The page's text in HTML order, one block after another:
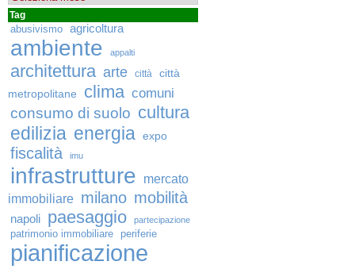
Tag
abusivismo agricoltura
ambiente appalti
architettura arte città
città
metropolitane
clima comuni
consumo di suolo cultura
edilizia energia expo
fiscalità imu
infrastrutture
mercato
immobiliare milano mobilità
napoli paesaggio partecipazione
patrimonio immobiliare periferie
pianificazione